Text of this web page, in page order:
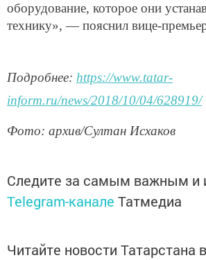
оборудование, которое они
технику», — пояснил вице-
Подробнее: https://www.tatar-
inform.ru/news/2018/10/04/628919/
Фото: архив/Султан Исхаков
Следите за самым важным и
Telegram-канале Татмедиа
Читайте новости Татарстана в